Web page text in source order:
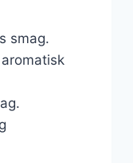
smag.